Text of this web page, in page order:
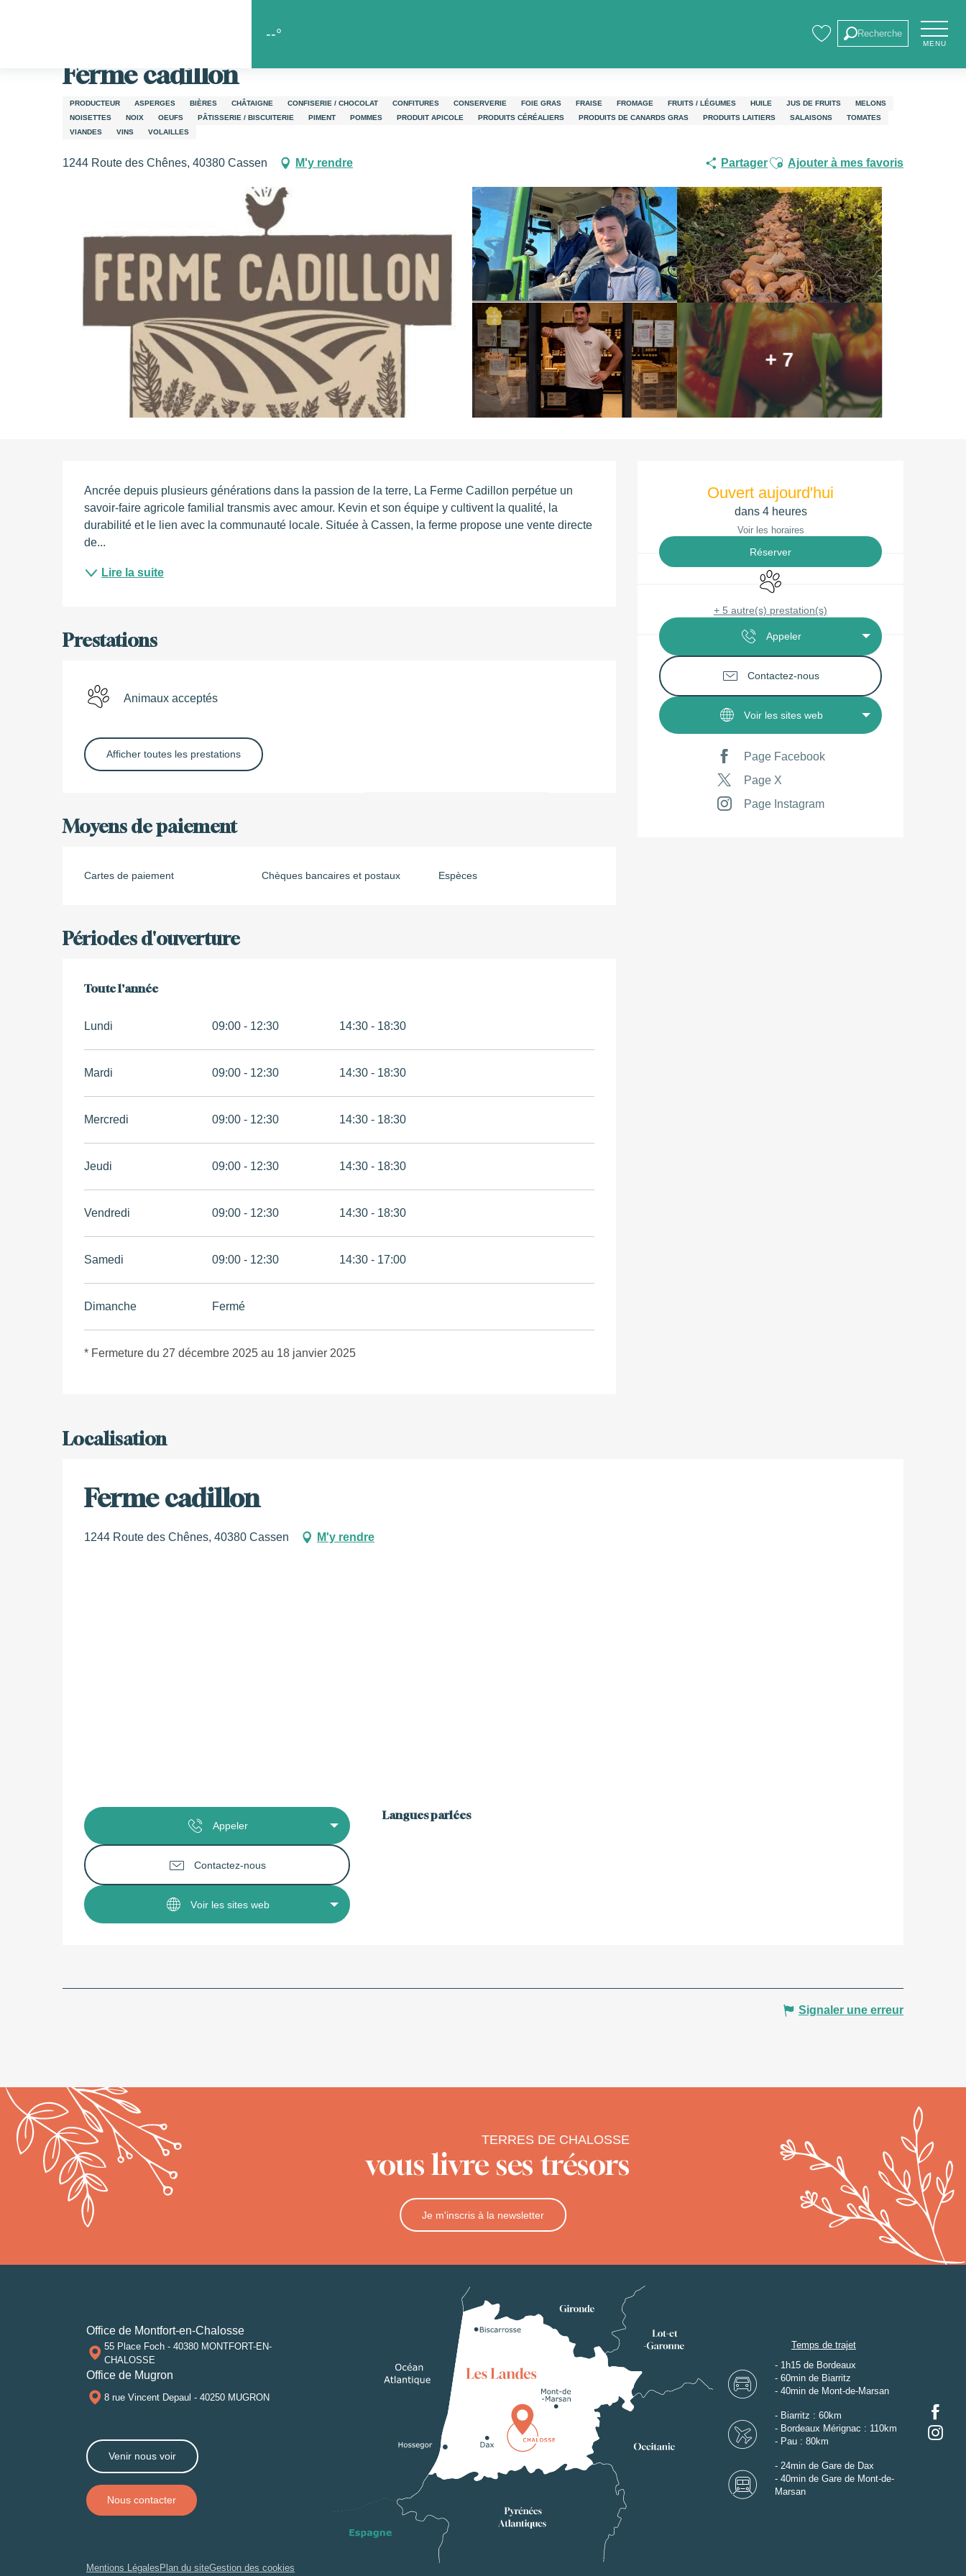
--°
Recherche
MENU
Ferme cadillon
PRODUCTEUR ASPERGES BIÈRES CHÂTAIGNE CONFISERIE / CHOCOLAT CONFITURES CONSERVERIE FOIE GRAS FRAISE FROMAGE FRUITS / LÉGUMES HUILE JUS DE FRUITS
MELONS
NOISETTES
NOIX OEUFS PÂTISSERIE / BISCUITERIE PIMENT POMMES PRODUIT APICOLE PRODUITS CÉRÉALIERS PRODUITS DE CANARDS GRAS PRODUITS LAITIERS SALAISONS
TOMATES
VIANDES
VINS VOLAILLES
1244 Route des Chênes, 40380 Cassen M'y rendre PartagerAjouter aux favoris
Ajouter à mes favoris
+ 7
Ouverture et coordonnées
Ouvert aujourd'hui
dans 4 heures
Voir les horaires
Réserver
Animaux acceptés
+ 5 autre(s) prestation(s)
Appeler
Contactez-nous
Voir les sites web
Page Facebook
Page X
Page Instagram
Description
Ancrée depuis plusieurs générations dans la passion de la terre, La Ferme Cadillon perpétue un
savoir-faire agricole familial transmis avec amour. Kevin et son équipe y cultivent la qualité, la
durabilité et le lien avec la communauté locale. Située à Cassen, la ferme propose une vente directe
de...
Lire la suite
Prestations
Animaux acceptés
Afficher toutes les prestations
Moyens de paiement
Cartes de paiement Chèques bancaires et postaux Espèces
Périodes d'ouverture
Toute l'année
Toute l'année
Lundi 09:00 - 12:30 14:30 - 18:30
Mardi 09:00 - 12:30 14:30 - 18:30
Mercredi 09:00 - 12:30 14:30 - 18:30
Jeudi 09:00 - 12:30 14:30 - 18:30
Vendredi 09:00 - 12:30 14:30 - 18:30
Samedi 09:00 - 12:30 14:30 - 17:00
Dimanche Fermé
* Fermeture du 27 décembre 2025 au 18 janvier 2025
Localisation
Ferme cadillon
1244 Route des Chênes, 40380 Cassen M'y rendre
Appeler
Contactez-nous
Voir les sites web
Langues parlées
Langues parlées
Signaler une erreur
TERRES DE CHALOSSE
vous livre ses trésors
Je m'inscris à la newsletter
Office de Montfort-en-Chalosse
55 Place Foch - 40380 MONTFORT-EN-
CHALOSSE
Office de Mugron
8 rue Vincent Depaul - 40250 MUGRON
Venir nous voir
Nous contacter
Mentions LégalesPlan du siteGestion des cookies
Temps de trajet
- 1h15 de Bordeaux
- 60min de Biarritz
- 40min de Mont-de-Marsan
- Biarritz : 60km
- Bordeaux Mérignac : 110km
- Pau : 80km
- 24min de Gare de Dax
- 40min de Gare de Mont-de-
Marsan